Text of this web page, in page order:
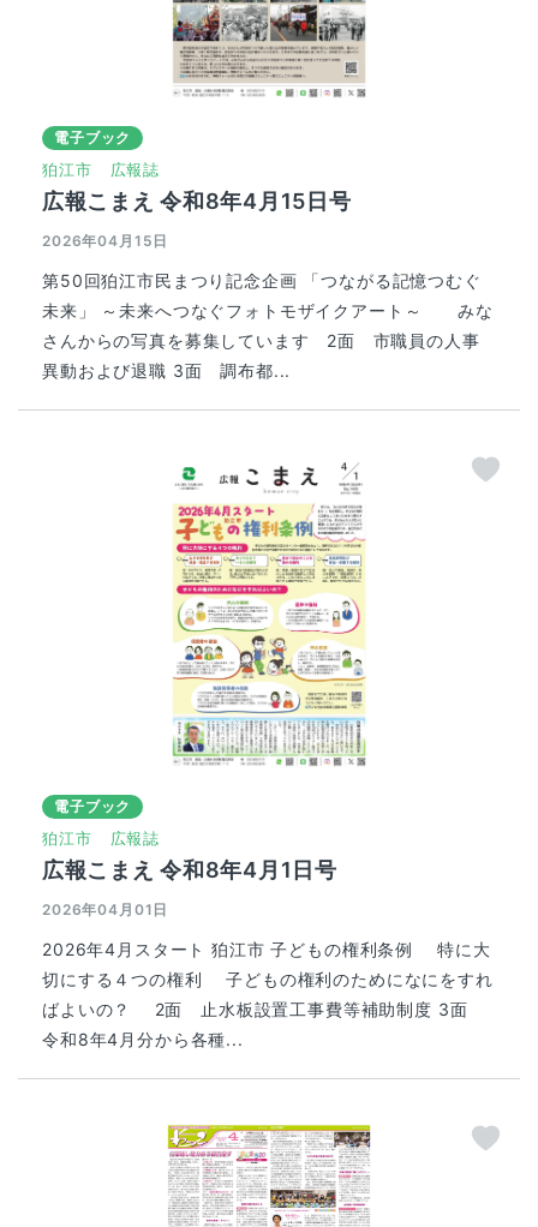
電子ブック
狛江市 広報誌
広報こまえ 令和8年4月15日号
2026年04月15日
第50回狛江市民まつり記念企画 「つながる記憶つむぐ
未来」 ～未来へつなぐフォトモザイクアート～ みな
さんからの写真を募集しています 2面 市職員の人事
異動および退職 3面 調布都...
電子ブック
狛江市 広報誌
広報こまえ 令和8年4月1日号
2026年04月01日
2026年4月スタート 狛江市 子どもの権利条例 特に大
切にする４つの権利 子どもの権利のためになにをすれ
ばよいの？ 2面 止水板設置工事費等補助制度 3面
令和8年4月分から各種...